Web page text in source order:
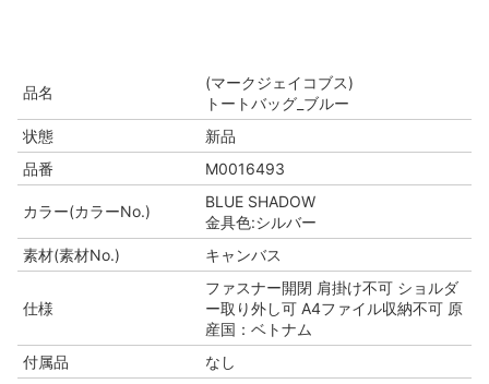
品名
(マークジェイコブス)
トートバッグ_ブルー
状態
新品
品番
M0016493
カラー(カラーNo.)
BLUE SHADOW
金具色:シルバー
素材(素材No.)
キャンバス
仕様
ファスナー開閉 肩掛け不可 ショルダ
ー取り外し可 A4ファイル収納不可 原
産国：ベトナム
付属品
なし